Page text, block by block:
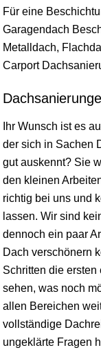
Für eine
Garagendach
Metalldach,
Carport
Ihr Wunsch ist es
der sich in Sachen
gut auskennt? Sie
den kleinen
richtig bei uns und
lassen. Wir sind
dennoch ein paar
Dach verschönern
Schritten die
sehen, was noch
allen Bereichen
vollständige
ungeklärte Fragen